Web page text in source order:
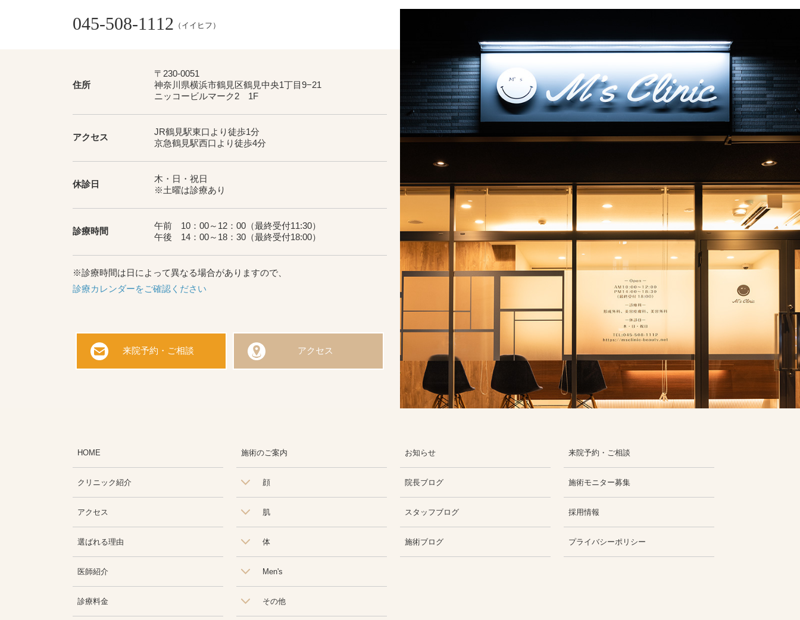
045-508-1112 （イイヒフ）
住所
〒230-0051
神奈川県横浜市鶴見区鶴見中央1丁目9−21
ニッコービルマーク2 1F
アクセス
JR鶴見駅東口より徒歩1分
京急鶴見駅西口より徒歩4分
休診日
木・日・祝日
※土曜は診療あり
診療時間
午前 10：00～12：00 （最終受付11:30）
午後 14：00～18：30 （最終受付18:00）
※診療時間は日によって異なる場合がありますので、
診療カレンダーをご確認ください
来院予約・ご相談 アクセス
HOME
クリニック紹介
アクセス
選ばれる理由
医師紹介
診療料金
施術のご案内
顔
肌
体
Men's
その他
お知らせ
院長ブログ
スタッフブログ
施術ブログ
来院予約・ご相談
施術モニター募集
採用情報
プライバシーポリシー